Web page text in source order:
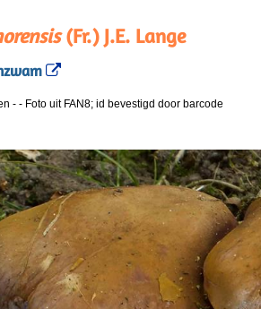
(Fr.) J.E. Lange
- - Foto uit FAN8; id bevestigd door barcode